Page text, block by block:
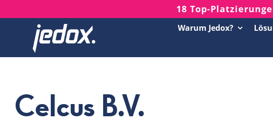
to
18 Top-
Warum Jedox?
Celcus B.V.